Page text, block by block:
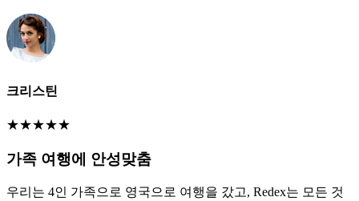
크리스틴
★★★★★
가족 여행에 안성맞춤
우리는 4인 가족으로 영국으로 여행을 갔고, Redex는 모든 것